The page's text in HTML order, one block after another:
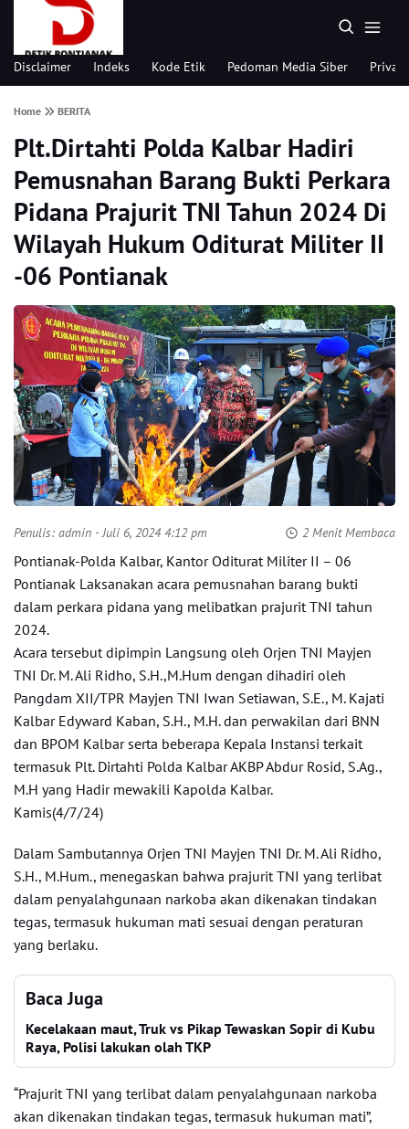
Disclaimer Indeks Kode Etik Pedoman Media Siber
Home BERITA
Plt.Dirtahti Polda Kalbar Hadiri
Pemusnahan Barang Bukti Perkara
Pidana Prajurit TNI Tahun 2024 Di
Wilayah Hukum Oditurat Militer II
-06 Pontianak
Penulis: admin - Juli 6, 2024 4:12 pm 2 Menit Membaca
Pontianak-Polda Kalbar, Kantor Oditurat Militer II – 06
Pontianak Laksanakan acara pemusnahan barang bukti
dalam perkara pidana yang melibatkan prajurit TNI tahun
2024.
Acara tersebut dipimpin Langsung oleh Orjen TNI Mayjen
TNI Dr. M. Ali Ridho, S.H.,M.Hum dengan dihadiri oleh
Pangdam XII/TPR Mayjen TNI Iwan Setiawan, S.E., M. Kajati
Kalbar Edyward Kaban, S.H., M.H. dan perwakilan dari BNN
dan BPOM Kalbar serta beberapa Kepala Instansi terkait
termasuk Plt. Dirtahti Polda Kalbar AKBP Abdur Rosid, S.Ag.,
M.H yang Hadir mewakili Kapolda Kalbar.
Kamis(4/7/24)
Dalam Sambutannya Orjen TNI Mayjen TNI Dr. M. Ali Ridho,
S.H., M.Hum., menegaskan bahwa prajurit TNI yang terlibat
dalam penyalahgunaan narkoba akan dikenakan tindakan
tegas, termasuk hukuman mati sesuai dengan peraturan
yang berlaku.
Baca Juga
Kecelakaan maut, Truk vs Pikap Tewaskan Sopir di Kubu
Raya, Polisi lakukan olah TKP
“Prajurit TNI yang terlibat dalam penyalahgunaan narkoba
akan dikenakan tindakan tegas, termasuk hukuman mati”,